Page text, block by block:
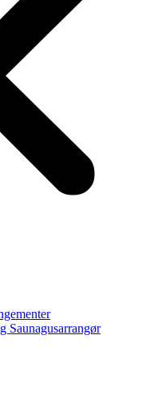
Saunagusarrangør